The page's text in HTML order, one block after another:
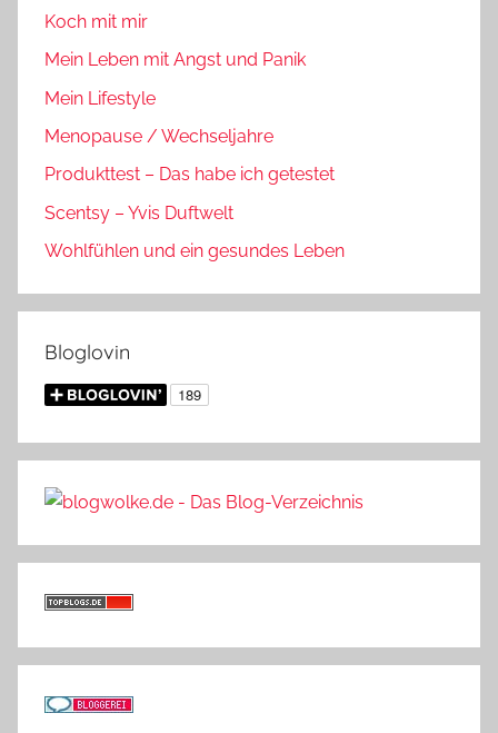
Koch mit mir
Mein Leben mit Angst und Panik
Mein Lifestyle
Menopause / Wechseljahre
Produkttest – Das habe ich getestet
Scentsy – Yvis Duftwelt
Wohlfühlen und ein gesundes Leben
Bloglovin